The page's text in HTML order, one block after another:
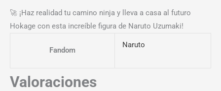
🚀 ¡Haz realidad tu camino ninja y lleva a casa al futuro
Hokage con esta increíble figura de Naruto Uzumaki!
Fandom
Naruto
Valoraciones